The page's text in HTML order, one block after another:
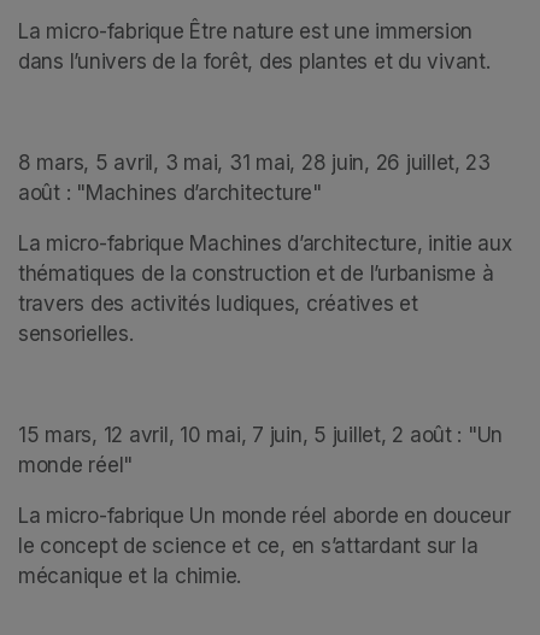
La micro-fabrique Être nature est une immersion
dans l’univers de la forêt, des plantes et du vivant.
8 mars, 5 avril, 3 mai, 31 mai, 28 juin, 26 juillet, 23
août : "Machines d’architecture"
La micro-fabrique Machines d’architecture, initie aux
thématiques de la construction et de l’urbanisme à
travers des activités ludiques, créatives et
sensorielles.
15 mars, 12 avril, 10 mai, 7 juin, 5 juillet, 2 août : "Un
monde réel"
La micro-fabrique Un monde réel aborde en douceur
le concept de science et ce, en s’attardant sur la
mécanique et la chimie.